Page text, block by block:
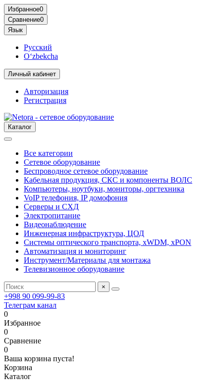
Избранное0
Сравнение0
Язык
Русский
O‘zbekcha
Личный кабинет
Авторизация
Регистрация
Каталог
Все категории
Сетевое оборудование
Беспроводное сетевое оборудование
Кабельная продукция, СКС и компоненты ВОЛС
Компьютеры, ноутбуки, мониторы, оргтехника
VoIP телефония, IP домофония
Серверы и СХД
Электропитание
Видеонаблюдение
Инженерная инфраструктура, ЦОД
Системы оптического транспорта, xWDM, xPON
Автоматизация и мониторинг
Инструмент/Материалы для монтажа
Телевизионное оборудование
×
+998 90 099-99-83
Телеграм канал
0
Избранное
0
Сравнение
0
Ваша корзина пуста!
Корзина
Каталог